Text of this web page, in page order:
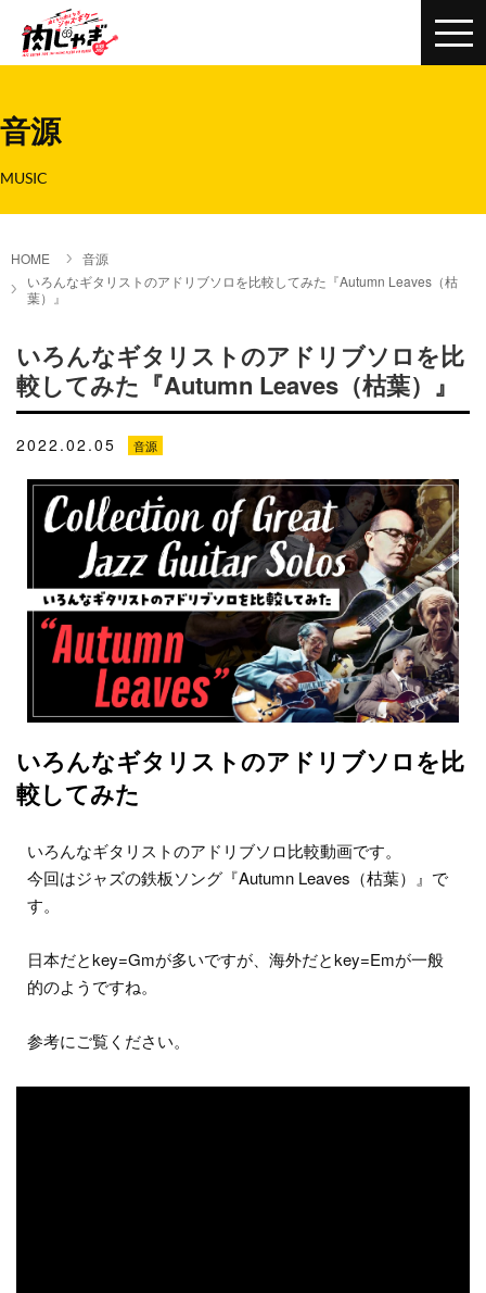
音源
MUSIC
HOME
音源
いろんなギタリストのアドリブソロを比較してみた『Autumn Leaves（枯
葉）』
いろんなギタリストのアドリブソロを比
較してみた『Autumn Leaves（枯葉）』
2022.02.05 音源
いろんなギタリストのアドリブソロを比
較してみた
いろんなギタリストのアドリブソロ比較動画です。
今回はジャズの鉄板ソング『Autumn Leaves（枯葉）』で
す。
日本だとkey=Gmが多いですが、海外だとkey=Emが一般
的のようですね。
参考にご覧ください。